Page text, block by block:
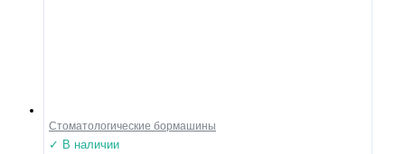
Стоматологические бормашины
✓ В наличии